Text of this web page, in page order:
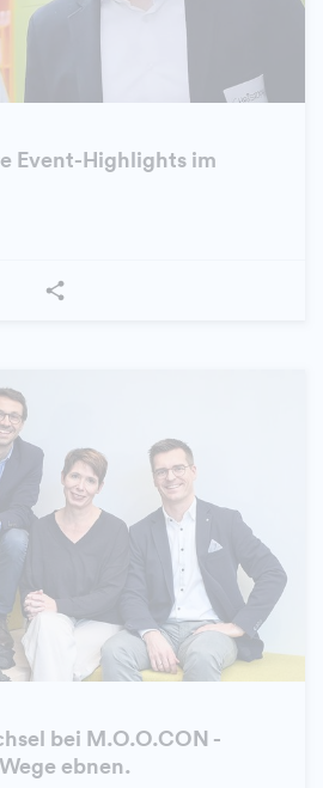
Event-Highlights im
bei M.O.O.CON -
ebnen.